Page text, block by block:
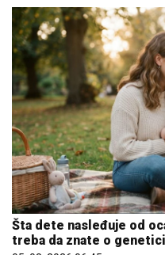
Šta dete nasleđuje od
treba da znate o genetici